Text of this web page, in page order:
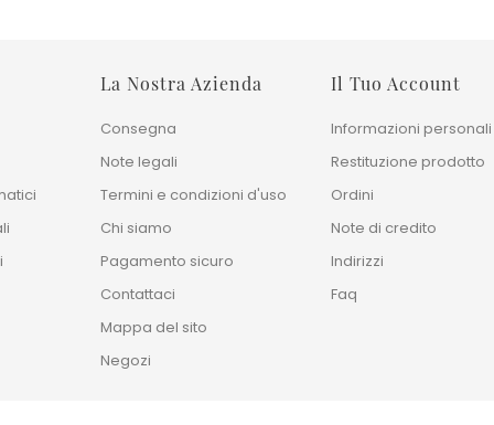
La Nostra Azienda
Consegna
Note legali
Termini e condizioni d'uso
Chi siamo
Pagamento sicuro
Contattaci
Mappa del sito
Negozi
Il Tuo Account
Informazioni personali
Restituzione prodotto
Ordini
Note di credito
Indirizzi
Faq